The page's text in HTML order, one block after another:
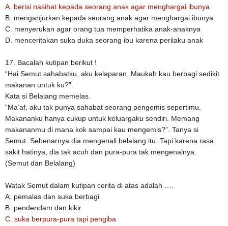
A. berisi nasihat kepada seorang anak agar menghargai ibunya
B. menganjurkan kepada seorang anak agar menghargai ibunya
C. menyerukan agar orang tua memperhatika anak-anaknya
D. menceritakan suka duka seorang ibu karena perilaku anak
17. Bacalah kutipan berikut !
“Hai Semut sahabatku, aku kelaparan. Maukah kau berbagi sedikit
makanan untuk ku?”.
Kata si Belalang memelas.
“Ma’af, aku tak punya sahabat seorang pengemis sepertimu.
Makananku hanya cukup untuk keluargaku sendiri. Memang
makananmu di mana kok sampai kau mengemis?”. Tanya si
Semut. Sebenarnya dia mengenali belalang itu. Tapi karena rasa
sakit hatinya, dia tak acuh dan pura-pura tak mengenalnya.
(Semut dan Belalang)
Watak Semut dalam kutipan cerita di atas adalah ….
A. pemalas dan suka berbagi
B. pendendam dan kikir
C. suka berpura-pura tapi pengiba